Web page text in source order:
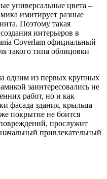
универсальные цвета –
имитирует разные
Поэтому такая
интерьеров в
Coverlam официальный
такого типа облицовки
одним из первых крупных
заинтересовались не
работ, но и как
фасада здания, крыльца
покрытие не боится
прослужит
привлекательный